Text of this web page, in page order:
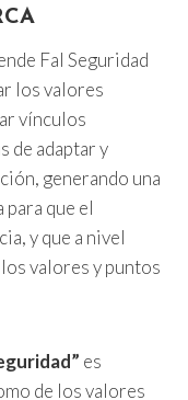
Fal Seguridad
los valores
vínculos
de adaptar y
generando una
que el
y que a nivel
valores y puntos
es
de los valores